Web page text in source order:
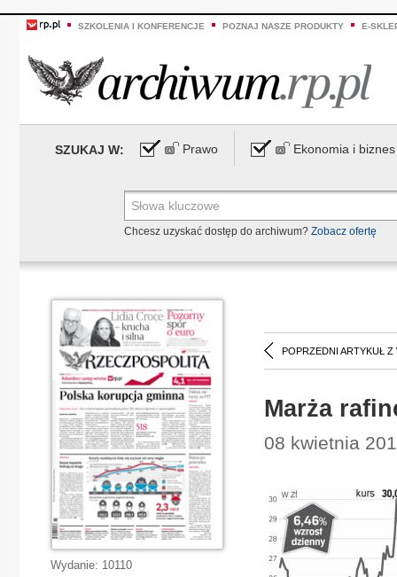
SZKOLENIA I KONFERENCJE POZNAJ NASZE PRODUKTY E-
SZUKAJ W: Prawo Ekonomia i biznes
Chcesz uzyskać dostęp do archiwum? Zobacz ofertę
POPRZEDNI ARTYKUŁ Z
Marża
08 kwietnia
Wydanie: 10110